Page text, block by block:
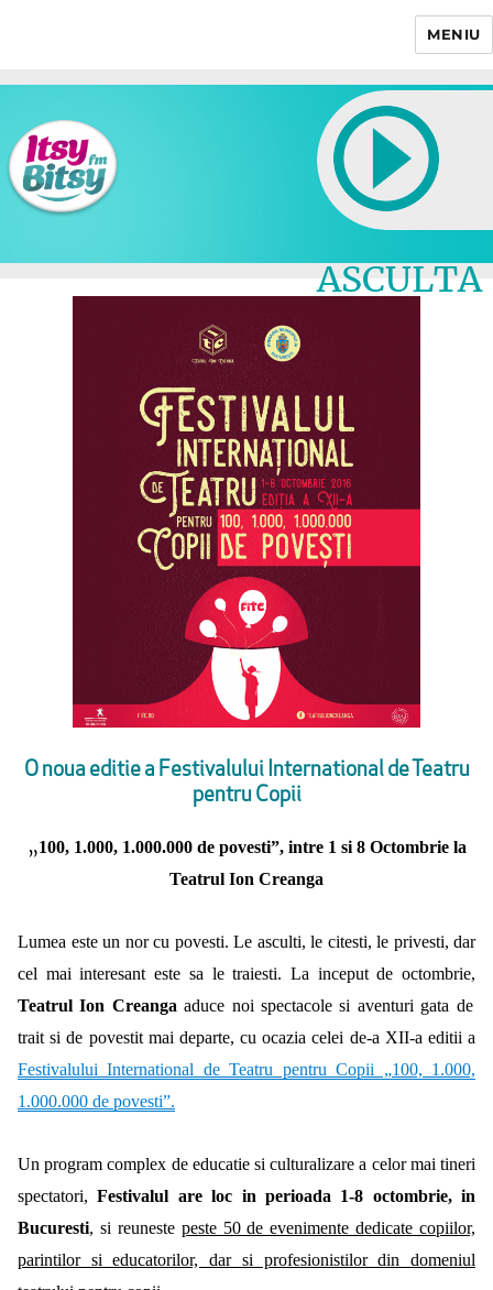
MENIU
ASCULTA
O noua editie a Festivalului International de Teatru
pentru Copii
„100, 1.000, 1.000.000 de povesti”, intre 1 si 8 Octombrie la
Teatrul Ion Creanga
Lumea este un nor cu povesti. Le asculti, le citesti, le privesti, dar
cel mai interesant este sa le traiesti. La inceput de octombrie,
Teatrul Ion Creanga aduce noi spectacole si aventuri gata de
trait si de povestit mai departe, cu ocazia celei de-a XII-a editii a
Festivalului International de Teatru pentru Copii „100, 1.000,
1.000.000 de povesti”.
Un program complex de educatie si culturalizare a celor mai tineri
spectatori,Festivalul are loc in perioada 1-8 octombrie, in
Bucuresti, si reuneste peste 50 de evenimente dedicate copiilor,
parintilor si educatorilor, dar si profesionistilor din domeniul